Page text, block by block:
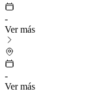
-
Ver más
-
Ver más